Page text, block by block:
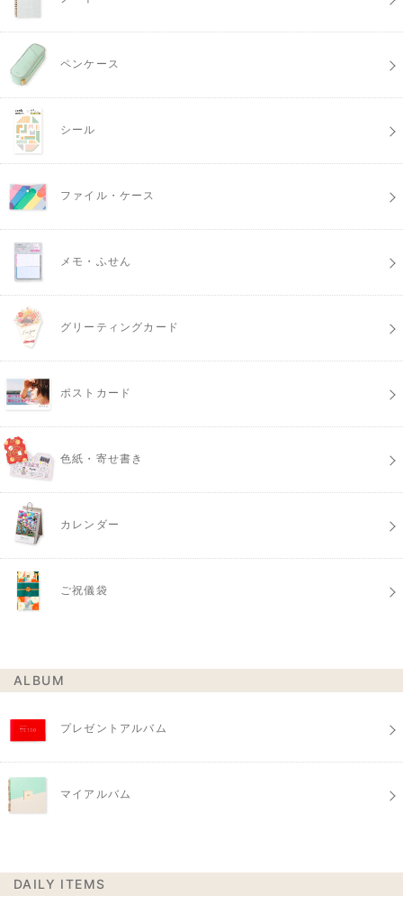
ペンケース
シール
ファイル・ケース
メモ・ふせん
グリーティングカード
ポストカード
色紙・寄せ書き
カレンダー
ご祝儀袋
ALBUM
プレゼントアルバム
マイアルバム
DAILY ITEMS